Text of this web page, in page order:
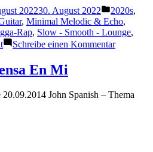
202230. August 2022
unter
2020s,
, Minimal Melodic & Echo,
Rap, Slow - Smooth - Lounge,
Schreibe einen Kommentarzu
Remix
En Mi
John Spanish – Thema